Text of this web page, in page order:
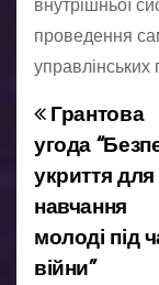
внутрішньої
проведення
управлінських
Н
а
в
і
Грантова
угода
укриття для
навчання
молоді під
війни”